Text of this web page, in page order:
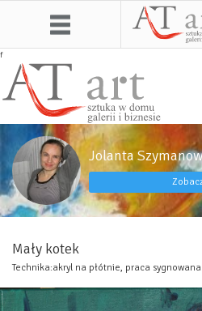
f
Mały kotek
Technika:akryl na płótnie, praca
Jolanta